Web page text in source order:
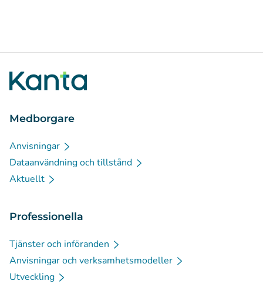
Medborgare
Anvisningar
Dataanvändning och tillstånd
Aktuellt
Professionella
Tjänster och införanden
Anvisningar och verksamhetsmodeller
Utveckling